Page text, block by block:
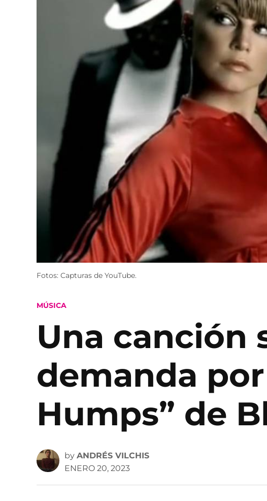
Fotos: Capturas de YouTube.
POSTED
MÚSICA
Una canción
demanda
Humps” de
by ANDRÉS VILCHIS
ENERO 20, 2023